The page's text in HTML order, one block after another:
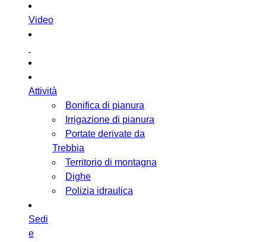
Video
Attività
Bonifica di pianura
Irrigazione di pianura
Portate derivate da
Trebbia
Territorio di montagna
Dighe
Polizia idraulica
Sedi
e